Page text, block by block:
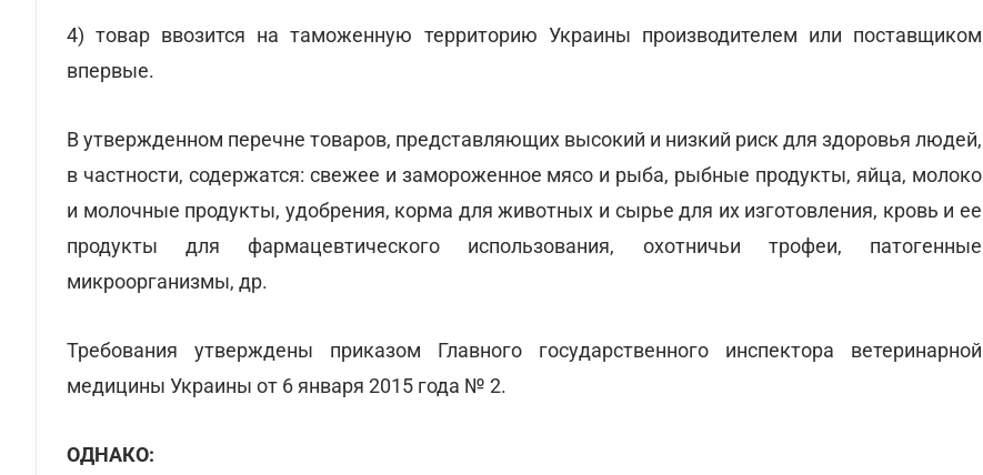
4) товар ввозится на таможенную территорию Украины производителем или поставщиком
впервые.
В утвержденном перечне товаров, представляющих высокий и низкий риск для здоровья людей,
в частности, содержатся: свежее и замороженное мясо и рыба, рыбные продукты, яйца, молоко
и молочные продукты, удобрения, корма для животных и сырье для их изготовления, кровь и ее
продукты для фармацевтического использования, охотничьи трофеи, патогенные
микроорганизмы, др.
Требования утверждены приказом Главного государственного инспектора ветеринарной
медицины Украины от 6 января 2015 года № 2.
ОДНАКО: